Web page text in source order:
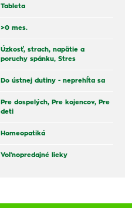
Tableta
>0 mes.
Úzkosť, strach, napätie a
poruchy spánku, Stres
Do ústnej dutiny - neprehĺta sa
Pre dospelých, Pre kojencov, Pre
deti
Homeopatiká
Voľnopredajné lieky